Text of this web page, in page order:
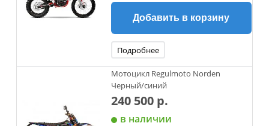
Добавить в корзину
Подробнее
Мотоцикл Regulmoto Norden
Черный/синий
240 500 р.
в наличии